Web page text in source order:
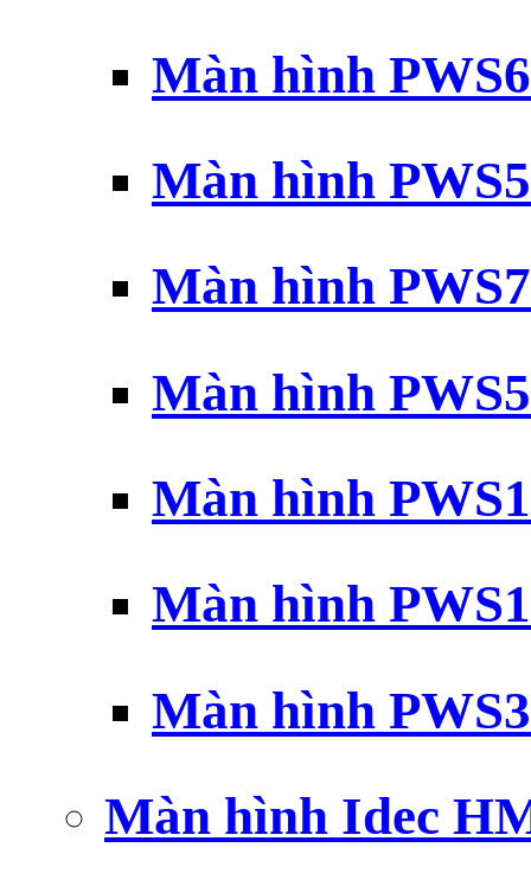
Màn hình
Màn hình
Màn hình
Màn hình
Màn hình
Màn hình
Màn hình
Màn hình Idec